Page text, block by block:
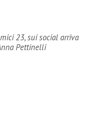
23, sui social arriva
Pettinelli